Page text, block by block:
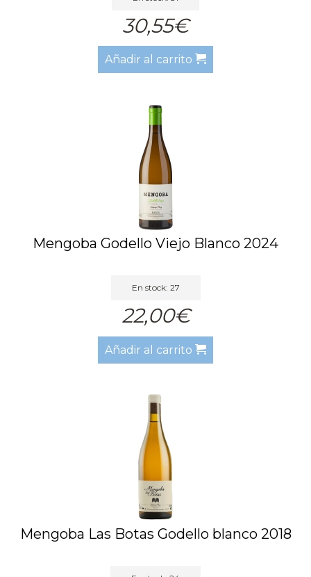
30,55€
Añadir al carrito
Mengoba Godello Viejo Blanco 2024
En stock: 27
22,00€
Añadir al carrito
Mengoba Las Botas Godello blanco 2018